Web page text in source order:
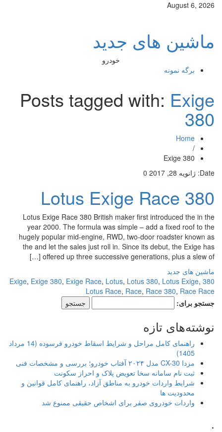
August 6, 2026
ماشین های جدید
خودرو
برگه نمونه
Posts tagged with:Exige
380
Home
/
Exige 380
Date: ژانویه 28, 2017 0
Lotus Exige Race 380
Lotus Exige Race 380 British maker first introduced the in the
year 2000. The formula was simple – add a fixed roof to the
hugely popular mid-engine, RWD, two-door roadster known as
the and let the sales just roll in. Since its debut, the Exige has
offered up three successive generations, plus a slew of […]
ماشین های جدید
380 Exige
,Exige 380,Exige Race,Lotus,Lotus 380,Lotus Exige,
Lotus Race,Race,Race 380,Race Race
جستجو برای:
نوشته‌های تازه
راهنمای کامل مراحل و شرایط اسقاط خودرو فرسوده (14 مرداد
1405)
مزدا CX-30 مدل ۲۰۲۴ آفتاب خودرو؛ بررسی و مشخصات فنی
ثبت نام سامانه سخا تعویض پلاک و احراز سکونت
شرایط واردات خودرو به مناطق آزاد، راهنمای کامل قوانین و
محدودیت ها
واردات خودروی صفر برای اشخاص حقیقی ممنوع شد